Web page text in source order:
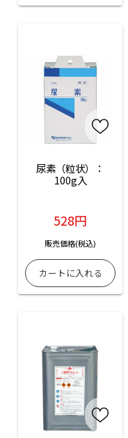
尿素（粒状）：
100g入
528円
販売価格(税込)